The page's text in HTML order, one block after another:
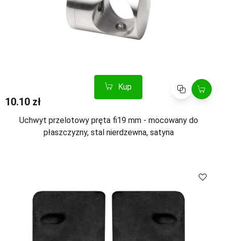
Kup Porównaj
10.10 zł
Uchwyt przelotowy pręta fi19 mm - mocowany do
płaszczyzny, stal nierdzewna, satyna